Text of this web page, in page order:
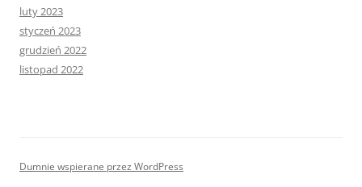
luty 2023
styczeń 2023
grudzień 2022
listopad 2022
Dumnie wspierane przez WordPress